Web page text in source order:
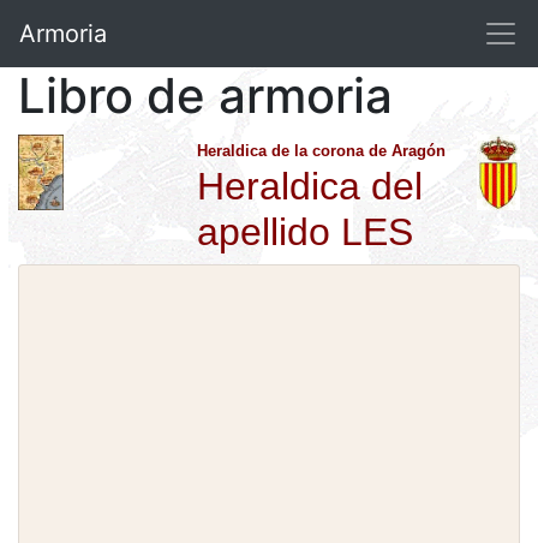
Armoria
Libro de armoria
Heraldica de la corona de Aragón
Heraldica del
apellido LES